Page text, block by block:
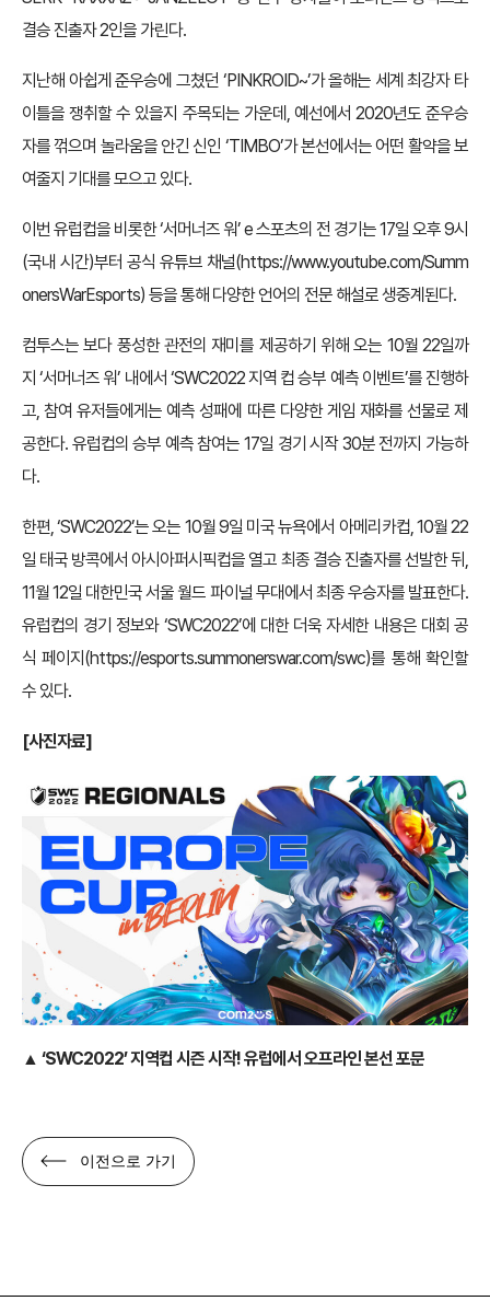
결승 진출자 2인을 가린다.
지난해 아쉽게 준우승에 그쳤던 ‘PINKROID~’가 올해는 세계 최강자 타
이틀을 쟁취할 수 있을지 주목되는 가운데, 예선에서 2020년도 준우승
자를 꺾으며 놀라움을 안긴 신인 ‘TIMBO’가 본선에서는 어떤 활약을 보
여줄지 기대를 모으고 있다.
이번 유럽컵을 비롯한 ‘서머너즈 워’ e 스포츠의 전 경기는 17일 오후 9시
(국내 시간)부터 공식 유튜브 채널(https://www.youtube.com/Summ
onersWarEsports) 등을 통해 다양한 언어의 전문 해설로 생중계된다.
컴투스는 보다 풍성한 관전의 재미를 제공하기 위해 오는 10월 22일까
지 ‘서머너즈 워’ 내에서 ‘SWC2022 지역 컵 승부 예측 이벤트’를 진행하
고, 참여 유저들에게는 예측 성패에 따른 다양한 게임 재화를 선물로 제
공한다. 유럽컵의 승부 예측 참여는 17일 경기 시작 30분 전까지 가능하
다.
한편, ‘SWC2022’는 오는 10월 9일 미국 뉴욕에서 아메리카컵, 10월 22
일 태국 방콕에서 아시아퍼시픽컵을 열고 최종 결승 진출자를 선발한 뒤,
11월 12일 대한민국 서울 월드 파이널 무대에서 최종 우승자를 발표한다.
유럽컵의 경기 정보와 ‘SWC2022’에 대한 더욱 자세한 내용은 대회 공
식 페이지(https://esports.summonerswar.com/swc)를 통해 확인할
수 있다.
[사진자료]
▲ ‘SWC2022’ 지역컵 시즌 시작! 유럽에서 오프라인 본선 포문
이전으로 가기